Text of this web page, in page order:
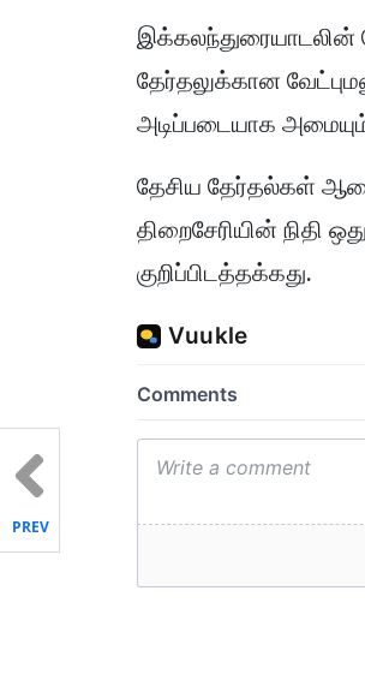
இக்கலந்துரையாடலின்
தேர்தலுக்கான
அடிப்படையாக
தேசிய தேர்தல்கள்
திறைசேரியின்
குறிப்பிடத்தக்கது.
PREV